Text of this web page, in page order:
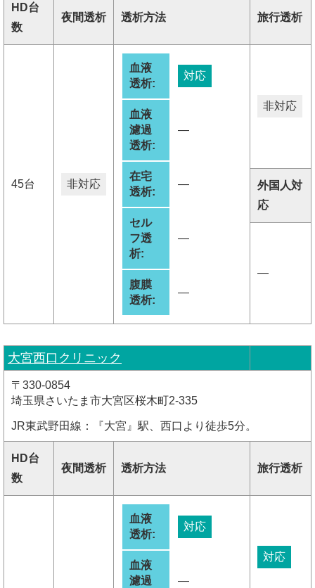
HD台
数
夜間透析 透析方法 旅行透析
45台 非対応
血液
透析:
対応
血液
濾過
透析:
―
在宅
透析:
―
セル
フ透
析:
―
腹膜
透析:
―
非対応
外国人対
応
―
大宮西口クリニック
〒330-0854
埼玉県さいたま市大宮区桜木町2-335
JR東武野田線：『大宮』駅、西口より徒歩5分。
HD台
数
夜間透析 透析方法 旅行透析
血液
透析:
対応
血液
濾過
―
対応